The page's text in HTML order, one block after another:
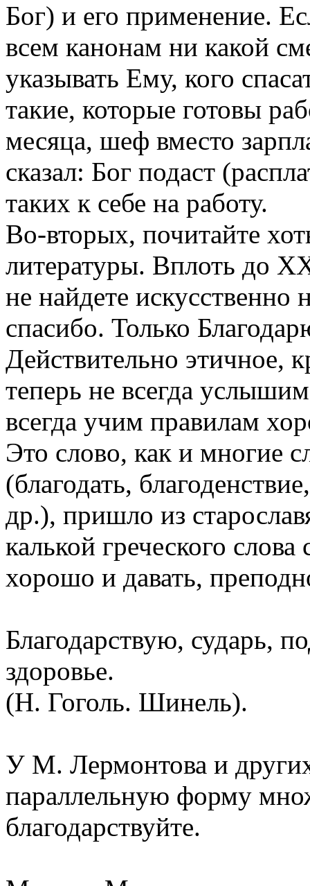
Бог) и его применение.
всем канонам ни какой
указывать Ему, кого
такие, которые готовы
месяца, шеф вместо
сказал: Бог подаст
таких к себе на работу.
Во-вторых, почитайте
литературы. Вплоть до
не найдете искусственно
спасибо. Только
Действительно этичное,
теперь не всегда
всегда учим правилам
Это слово, как и многие
(благодать,
др.), пришло из
калькой греческого
хорошо и давать,
Благодарствую, сударь,
здоровье.
(Н. Гоголь. Шинель).
У М. Лермонтова и
параллельную форму
благодарствуйте.